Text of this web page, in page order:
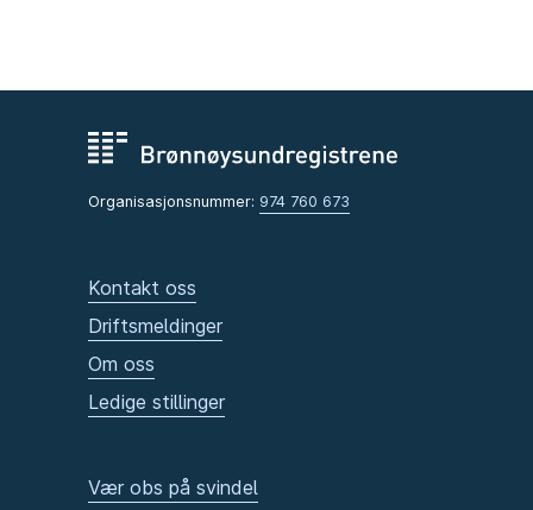
Organisasjonsnummer: 974 760 673
Kontakt oss
Driftsmeldinger
Om oss
Ledige stillinger
Vær obs på svindel